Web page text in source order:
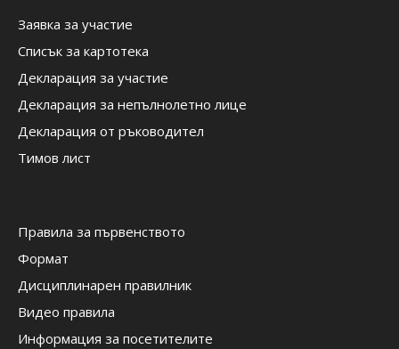
Заявка за участие
Списък за картотека
Декларация за участие
Декларация за непълнолетно лице
Декларация от ръководител
Тимов лист
Правила за първенството
Формат
Дисциплинарен правилник
Видео правила
Информация за посетителите